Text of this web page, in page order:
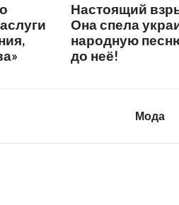
Настоящий
Она спела
народную
до неё!
Мода